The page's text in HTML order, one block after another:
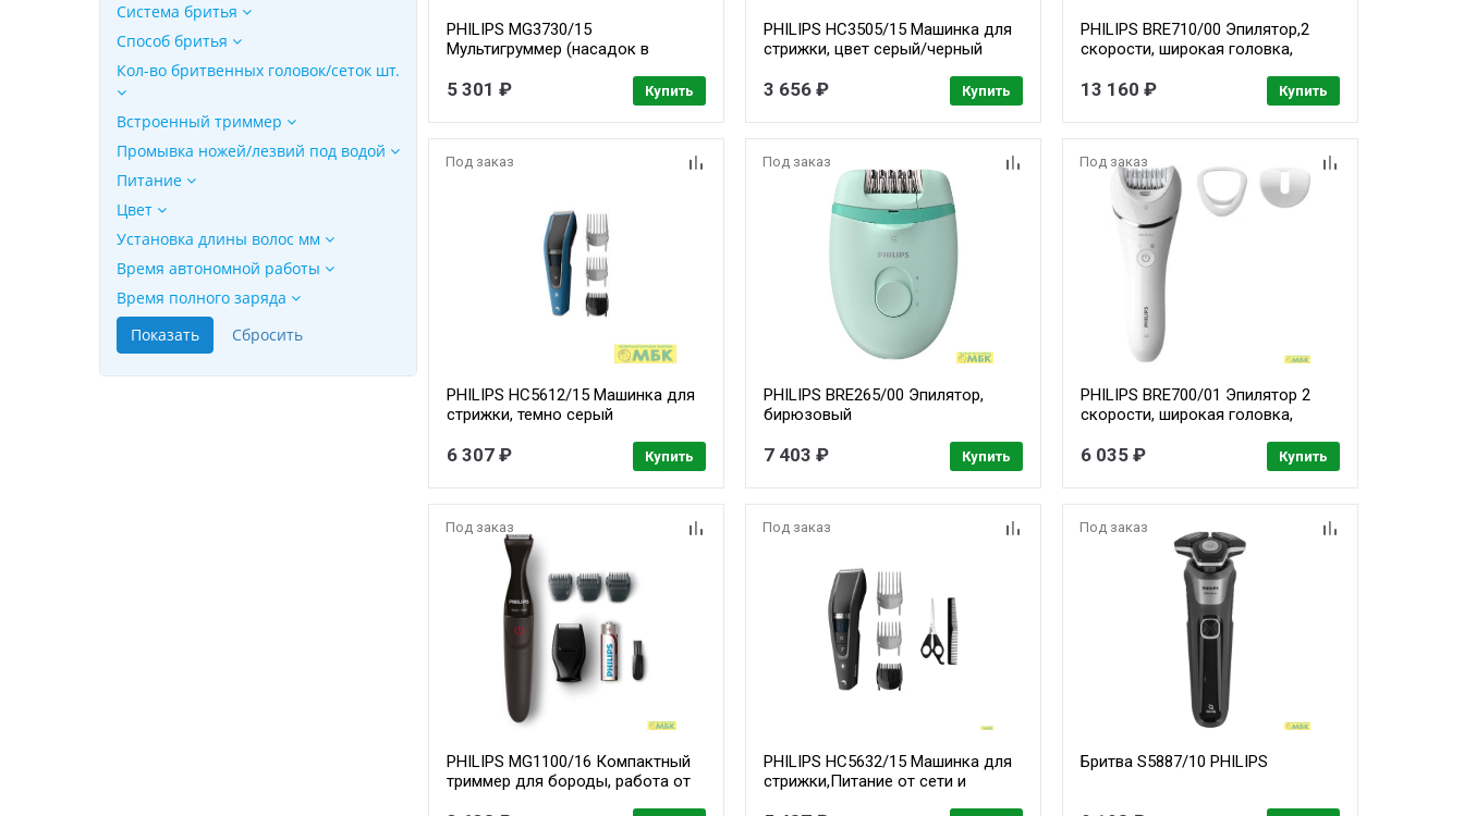
Система бритья
Способ бритья
Кол-во бритвенных головок/сеток шт.
Встроенный триммер
Промывка ножей/лезвий под водой
Питание
Цвет
Установка длины волос мм
Время автономной работы
Время полного заряда
PHILIPS MG3730/15
Мультигруммер (насадок в
5 301 ₽ Купить
PHILIPS HC3505/15 Машинка для
стрижки, цвет серый/черный
3 656 ₽ Купить
PHILIPS BRE710/00 Эпилятор,2
скорости, широкая головка,
4 аксессуара
13 160 ₽ Купить
Под заказ
PHILIPS HC5612/15 Машинка для
стрижки, темно серый
6 307 ₽ Купить
Под заказ
PHILIPS BRE265/00 Эпилятор,
бирюзовый
7 403 ₽ Купить
Под заказ
PHILIPS BRE700/01 Эпилятор 2
скорости, широкая головка,
2 аксессуара
6 035 ₽ Купить
Под заказ
PHILIPS MG1100/16 Компактный
триммер для бороды, работа от
Под заказ
PHILIPS HC5632/15 Машинка для
стрижки,Питание от сети и
Под заказ
Бритва S5887/10 PHILIPS